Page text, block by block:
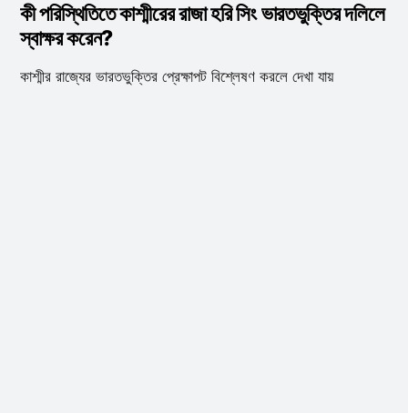
কী পরিস্থিতিতে কাশ্মীরের রাজা হরি সিং ভারতভুক্তির দলিলে
স্বাক্ষর করেন?
কাশ্মীর রাজ্যের ভারতভুক্তির প্রেক্ষাপট বিশ্লেষণ করলে দেখা যায়